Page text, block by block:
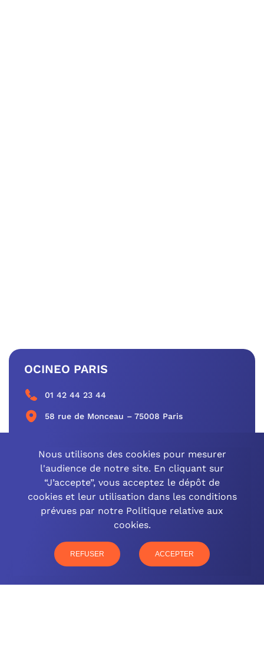
OCINEO PARIS
01 42 44 23 44
58 rue de Monceau – 75008 Paris
CONTACTEZ-NOUS
OCINEO GRAND EST
77 rue Paul Douce – 51480 Damery
CONTACTEZ-NOUS
Nous utilisons des cookies pour mesurer
l'audience de notre site. En cliquant sur
“J’accepte”, vous acceptez le dépôt de
cookies et leur utilisation dans les conditions
prévues par notre Politique relative aux
cookies.
REFUSER ACCEPTER